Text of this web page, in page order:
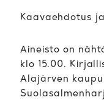
Kaavaehdotus
Aineisto on
klo 15.00.
Alajärven